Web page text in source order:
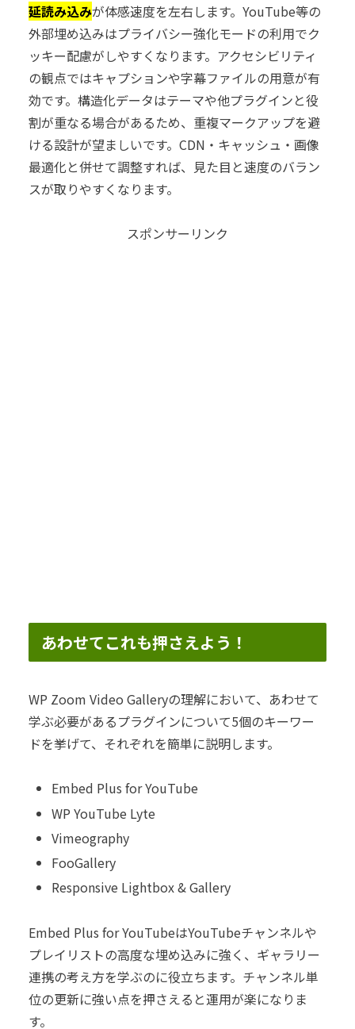
延読み込みが体感速度を左右します。YouTube等の
外部埋め込みはプライバシー強化モードの利用でク
ッキー配慮がしやすくなります。アクセシビリティ
の観点ではキャプションや字幕ファイルの用意が有
効です。構造化データはテーマや他プラグインと役
割が重なる場合があるため、重複マークアップを避
ける設計が望ましいです。CDN・キャッシュ・画像
最適化と併せて調整すれば、見た目と速度のバラン
スが取りやすくなります。
スポンサーリンク
あわせてこれも押さえよう！
WP Zoom Video Galleryの理解において、あわせて
学ぶ必要があるプラグインについて5個のキーワー
ドを挙げて、それぞれを簡単に説明します。
Embed Plus for YouTube
WP YouTube Lyte
Vimeography
FooGallery
Responsive Lightbox & Gallery
Embed Plus for YouTubeはYouTubeチャンネルや
プレイリストの高度な埋め込みに強く、ギャラリー
連携の考え方を学ぶのに役立ちます。チャンネル単
位の更新に強い点を押さえると運用が楽になりま
す。